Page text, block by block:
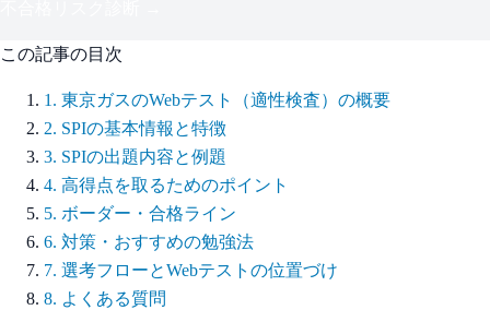
この記事の目次
1 . 東京ガスのWebテスト（適性検査）の概要
2. SPIの基本情報と特徴
3. SPIの出題内容と例題
4. 高得点を取るためのポイント
5. ボーダー・合格ライン
6. 対策・おすすめの勉強法
7. 選考フローとWebテストの位置づけ
8. よくある質問